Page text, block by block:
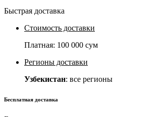
Быстрая доставка
Стоимость доставки
Платная: 100 000 сум
Регионы доставки
Узбекистан: все регионы
Бесплатная доставка